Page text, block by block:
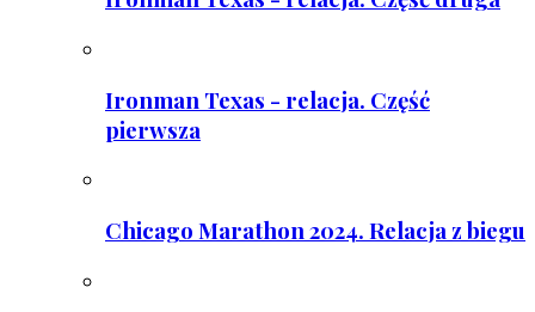
Ironman Texas - relacja. Część
pierwsza
Chicago Marathon 2024. Relacja z biegu